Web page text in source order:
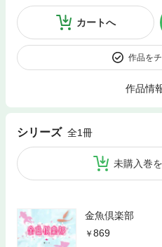
カートへ
作品を
作品情
シリーズ 全1冊
未購入巻
金魚倶楽部
869